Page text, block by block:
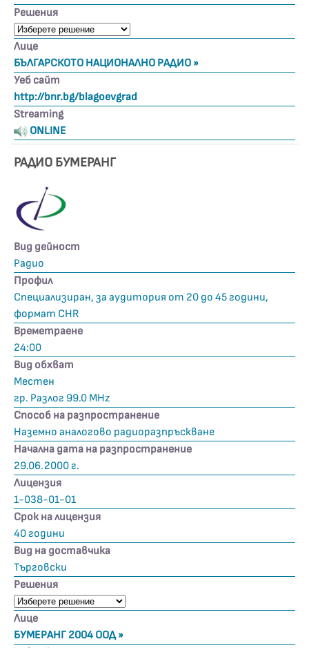
Решения
Лице
БЪЛГАРСКОТО НАЦИОНАЛНО РАДИО »
Уеб сайт
http://bnr.bg/blagoevgrad
Streaming
ONLINE
РАДИО БУМЕРАНГ
Вид дейност
Радио
Профил
Специализиран, за аудитория от 20 до 45 години,
формат CHR
Времетраене
24:00
Вид обхват
Местен
гр. Разлог 99.0 MHz
Способ на разпространение
Наземно аналогово радиоразпръскване
Начална дата на разпространение
29.06.2000 г.
Лицензия
1-038-01-01
Срок на лицензия
40 години
Вид на доставчика
Търговски
Решения
Лице
БУМЕРАНГ 2004 ООД »